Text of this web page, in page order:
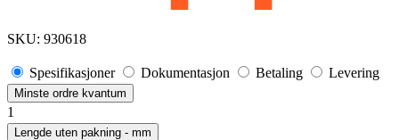
SKU: 930618
Spesifikasjoner Dokumentasjon Betaling Levering
Minste ordre kvantum
1
Lengde uten pakning - mm